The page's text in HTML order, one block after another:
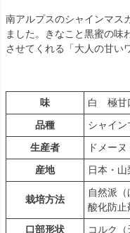
南アルプスのシャインマス
ました。きなこと黒蜜の味
させてくれる「大人の甘い
味
白 極甘
品種
シャイ
生産者
ドメー
産地
日本・山
栽培方法
自然派（
酸化防止
口部形状
コルク（